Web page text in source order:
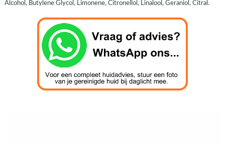
Alcohol, Butylene Glycol, Limonene, Citronellol, Linalool, Geraniol, Citral.